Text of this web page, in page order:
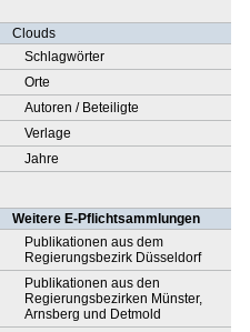
Clouds
Schlagwörter
Orte
Autoren / Beteiligte
Verlage
Jahre
Weitere E-Pflichtsammlungen
Publikationen aus dem
Regierungsbezirk Düsseldorf
Publikationen aus den
Regierungsbezirken Münster,
Arnsberg und Detmold